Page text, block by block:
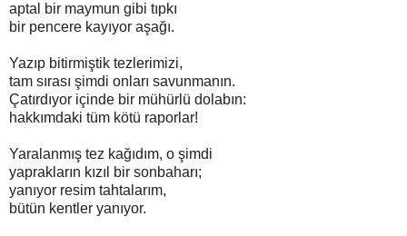
aptal bir maymun gibi tıpkı
bir pencere kayıyor aşağı.
Yazıp bitirmiştik tezlerimizi,
tam sırası şimdi onları savunmanın.
Çatırdıyor içinde bir mühürlü dolabın:
hakkımdaki tüm kötü raporlar!
Yaralanmış tez kağıdım, o şimdi
yaprakların kızıl bir sonbaharı;
yanıyor resim tahtalarım,
bütün kentler yanıyor.